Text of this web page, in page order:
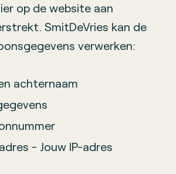
op de website aan
SmitDeVries kan de
verwerken:
achternaam
- Jouw IP-adres